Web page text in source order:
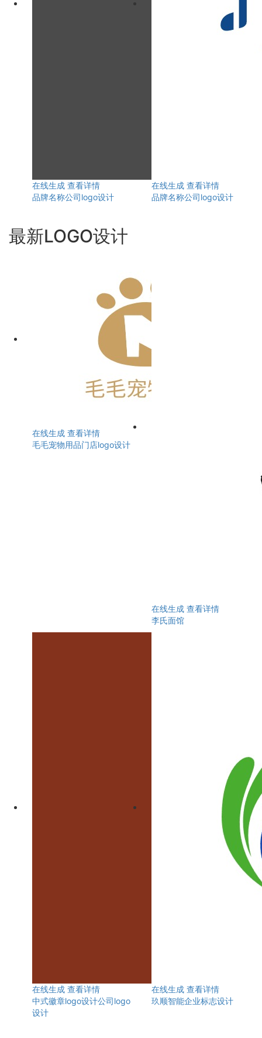
在线生成 查看详情
品牌名称公司logo设计
在线生成 查看详情
品牌名称公司logo设计
最新LOGO设计
在线生成 查看详情
毛毛宠物用品门店logo设计
在线生成 查看详情
李氏面馆
在线生成 查看详情
中式徽章logo设计公司logo
设计
在线生成 查看详情
玖顺智能企业标志设计